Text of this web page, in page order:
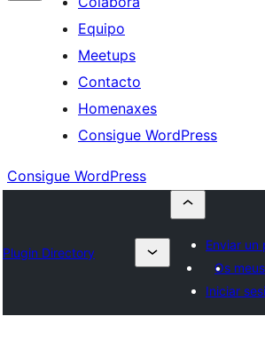
Equipo
Meetups
Contacto
Homenaxes
Consigue WordPress
Consigue WordPress
Plugin Directory
Enviar un
Os
Iniciar